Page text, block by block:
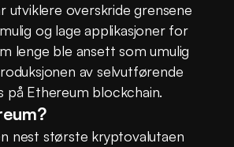
utviklere overskride grensene
og lage applikasjoner for
lenge ble ansett som umulig
av selvutførende
Ethereum blockchain.
nest største kryptovalutaen